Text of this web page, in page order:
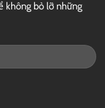
không bỏ lỡ những